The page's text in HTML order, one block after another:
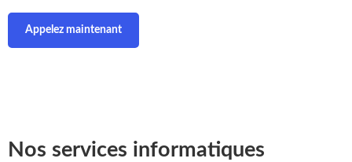
Appelez maintenant
Nos services informatiques